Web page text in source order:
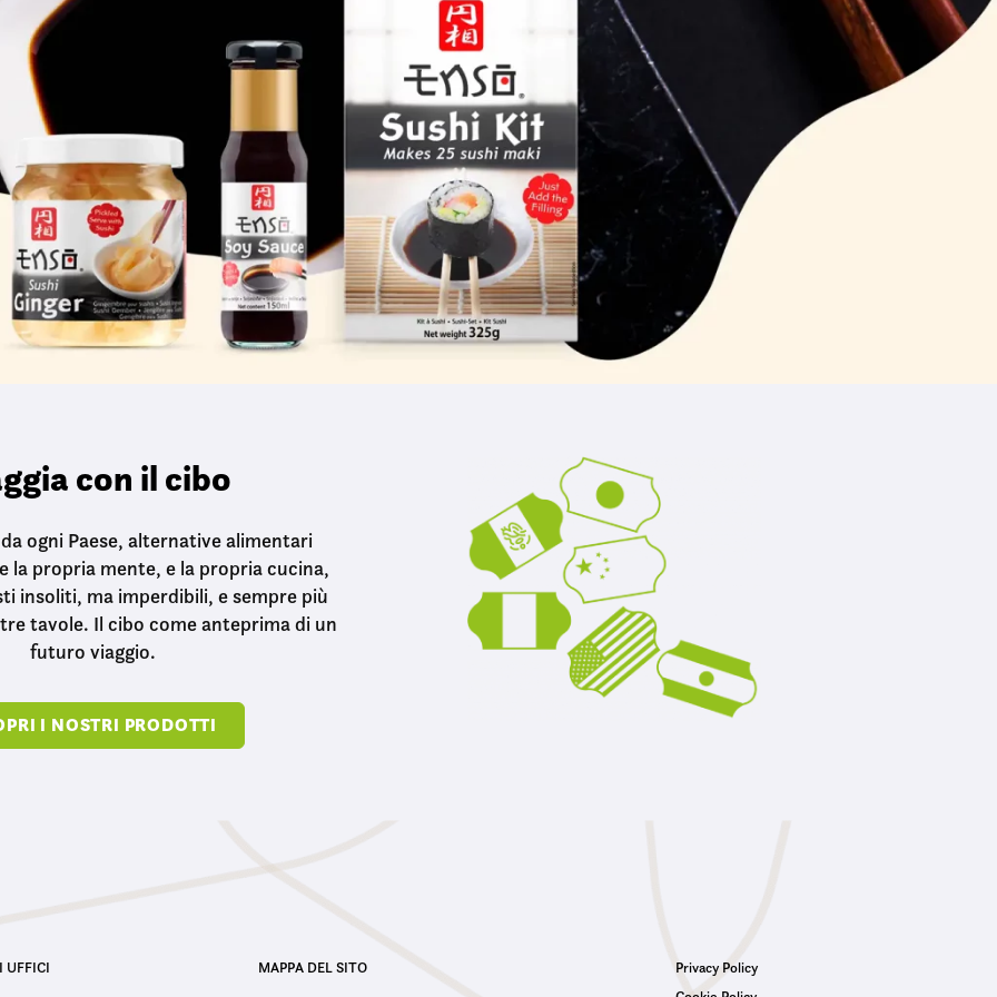
con il cibo
ogni Paese, alternative alimentari
la propria mente, e la propria cucina,
insoliti, ma imperdibili, e sempre più
tavole. Il cibo come anteprima di un
futuro viaggio.
I NOSTRI PRODOTTI
UFFICI MAPPA DEL SITO
Privacy Policy